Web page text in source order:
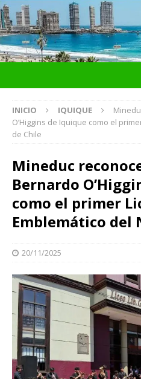
INICIO IQUIQUE
O’Higgins de Iquique como el
de Chile
Mineduc
Bernardo
como el primer
Emblemático del
20/11/2025